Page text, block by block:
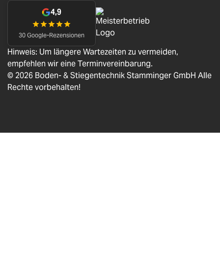
4,9
30 Google-Rezensionen
Hinweis: Um längere Wartezeiten zu vermeiden,
empfehlen wir eine Terminvereinbarung.
© 2026 Boden- & Stiegentechnik Stamminger GmbH Alle
Rechte vorbehalten!